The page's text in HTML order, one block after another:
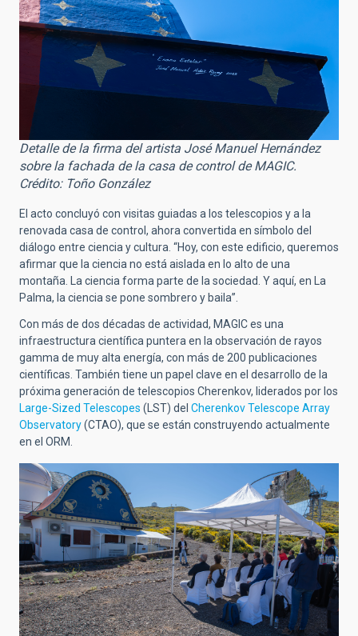
Detalle de la firma del artista José Manuel Hernández
sobre la fachada de la casa de control de MAGIC.
Crédito: Toño González
El acto concluyó con visitas guiadas a los telescopios y a la
renovada casa de control, ahora convertida en símbolo del
diálogo entre ciencia y cultura. “Hoy, con este edificio, queremos
afirmar que la ciencia no está aislada en lo alto de una
montaña. La ciencia forma parte de la sociedad. Y aquí, en La
Palma, la ciencia se pone sombrero y baila”.
Con más de dos décadas de actividad, MAGIC es una
infraestructura científica puntera en la observación de rayos
gamma de muy alta energía, con más de 200 publicaciones
científicas. También tiene un papel clave en el desarrollo de la
próxima generación de telescopios Cherenkov, liderados por los
Large-Sized Telescopes (LST) del Cherenkov Telescope Array
Observatory(CTAO), que se están construyendo actualmente
en el ORM.